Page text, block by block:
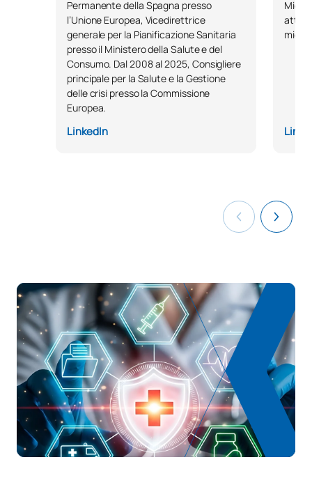
Permanente della Spagna presso
l’Unione Europea, Vicedirettrice
generale per la Pianificazione Sanitaria
presso il Ministero della Salute e del
Consumo. Dal 2008 al 2025, Consigliere
principale per la Salute e la Gestione
delle crisi presso la Commissione
Europea.
LinkedIn